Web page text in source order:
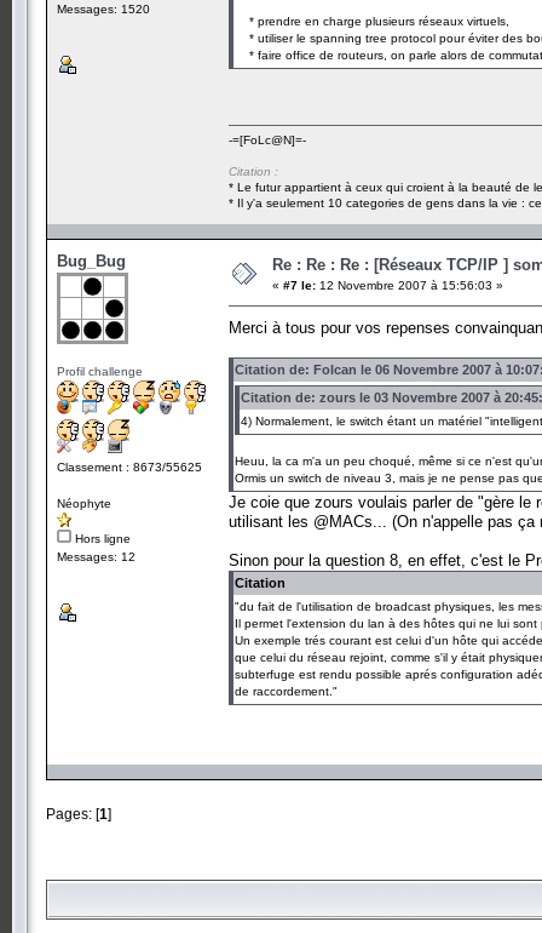
Messages: 1520
* prendre en charge plusieurs réseaux virtuels,
* utiliser le spanning tree protocol pour éviter des
* faire office de routeurs, on parle alors de
-=[FoLc@N]=-
Citation :
* Le futur appartient à ceux qui croient à la beauté de
* Il y'a seulement 10 categories de gens dans la vie :
Bug_Bug
Profil challenge
Classement : 8673/55625
Néophyte
Hors ligne
Messages: 12
Re : Re : Re : [Réseaux TCP/IP ]
« #7 le: 12 Novembre 2007 à 15:56:03 »
Merci à tous pour vos repenses
Citation de: Folcan le 06 Novembre 2007 à
Citation de: zours le 03 Novembre 2007 à
4) Normalement, le switch étant un matériel
Heuu, la ca m'a un peu choqué, même si ce n'est
Ormis un switch de niveau 3, mais je ne pense pas
Je coie que zours voulais parler de "gère le
utilisant les @MACs... (On n'appelle pas ça
Sinon pour la question 8, en effet, c'est le
Citation
"du fait de l'utilisation de broadcast physiques, les
Il permet l'extension du lan à des hôtes qui ne lui
Un exemple trés courant est celui d'un hôte qui
que celui du réseau rejoint, comme s'il y était
subterfuge est rendu possible aprés configuration
de raccordement."
Pages: [1]